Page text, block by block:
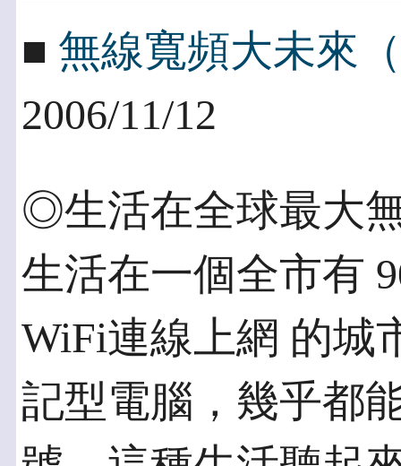
■ 無線寬頻大未來
2006/11/12
◎生活在全球最大
生活在一個全市有
WiFi連線上網 的城
記型電腦，幾乎都